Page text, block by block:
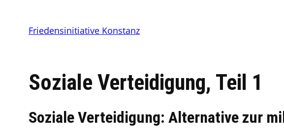
Friedensinitiative Konstanz
Soziale Verteidigung, Teil 1
Soziale Verteidigung: Alternative zur